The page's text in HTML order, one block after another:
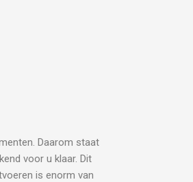
Daarom staat
voor u klaar. Dit
is enorm van